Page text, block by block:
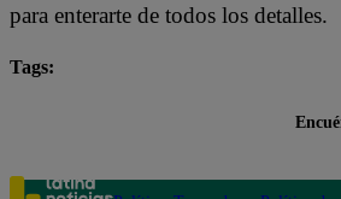
para enterarte de todos los detalles.
Tags: